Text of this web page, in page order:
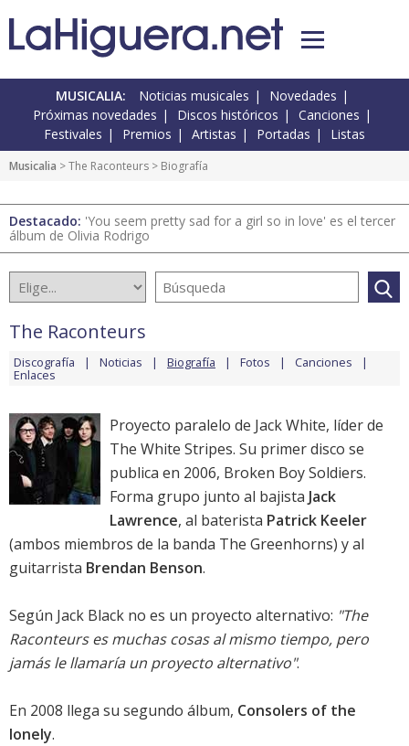
MUSICALIA: Noticias musicales
Novedades
Próximas novedades
Discos históricos
Canciones
Festivales
Premios Artistas Portadas Listas
Musicalia >The Raconteurs > Biografía
Destacado: 'You seem pretty sad for a girl so in love' es el tercer
álbum de Olivia Rodrigo
The Raconteurs
Discografía Noticias Biografía Fotos Canciones
Enlaces
Proyecto paralelo de Jack White, líder de
The White Stripes. Su primer disco se
publica en 2006, Broken Boy Soldiers.
Forma grupo junto al bajista Jack
Lawrence, al baterista Patrick Keeler
(ambos miembros de la banda The Greenhorns) y al
guitarrista Brendan Benson.
Según Jack Black no es un proyecto alternativo: "The
Raconteurs es muchas cosas al mismo tiempo, pero
jamás le llamaría un proyecto alternativo".
En 2008 llega su segundo álbum, Consolers of the
lonely.